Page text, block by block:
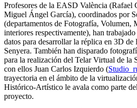
Profesores de la EASD València (Rafael
Miguel Ángel García), coordinados por
(departamentos de Fotografía, Volumen,
interiores respectivamente), han
datos para desarrollar la réplica en 3D de
Senyera. También han disparado
para la realización del Telar Virtual de la
con ellos Juan Carlos Izquierdo (Studio
trayectoria en el ámbito de la
Histórico-Artístico le avala como parte
proyecto.